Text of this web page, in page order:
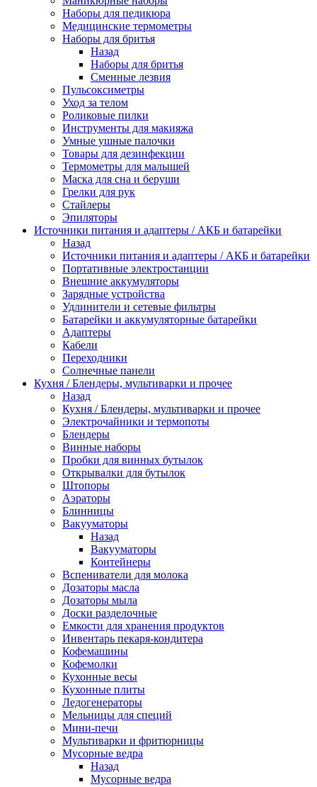
Наборы для педикюра
Медицинские термометры
Наборы для бритья
Назад
Наборы для бритья
Сменные лезвия
Пульсоксиметры
Уход за телом
Роликовые пилки
Инструменты для макияжа
Умные ушные палочки
Товары для дезинфекции
Термометры для малышей
Маска для сна и беруши
Грелки для рук
Стайлеры
Эпиляторы
Источники питания и адаптеры / АКБ и батарейки
Назад
Источники питания и адаптеры / АКБ и батарейки
Портативные электростанции
Внешние аккумуляторы
Зарядные устройства
Удлинители и сетевые фильтры
Батарейки и аккумуляторные батарейки
Адаптеры
Кабели
Переходники
Солнечные панели
Кухня / Блендеры, мультиварки и прочее
Назад
Кухня / Блендеры, мультиварки и прочее
Электрочайники и термопоты
Блендеры
Винные наборы
Пробки для винных бутылок
Открывалки для бутылок
Штопоры
Аэраторы
Блинницы
Вакууматоры
Назад
Вакууматоры
Контейнеры
Вспениватели для молока
Дозаторы масла
Дозаторы мыла
Доски разделочные
Емкости для хранения продуктов
Инвентарь пекаря-кондитера
Кофемашины
Кофемолки
Кухонные весы
Кухонные плиты
Ледогенераторы
Мельницы для специй
Мини-печи
Мультиварки и фритюрницы
Мусорные ведра
Назад
Мусорные ведра